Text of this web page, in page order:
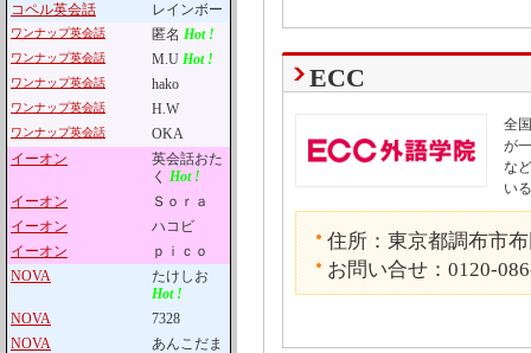
コペル英会話
レインボー
ワンナップ英会話 匿名 Hot !
ワンナップ英会話 M.U Hot !
ワンナップ英会話 hako
ワンナップ英会話 H.W
ワンナップ英会話
OKA
イーオン
英会話おた
く Hot !
イーオン
Ｓｏｒａ
イーオン
ハコビ
イーオン
ｐｉｃｏ
NOVA
たけしお
Hot !
NOVA
7328
NOVA
あんこだま
ECC
全
が
な
い
住所：東京都調布市
お問い合せ：0120-